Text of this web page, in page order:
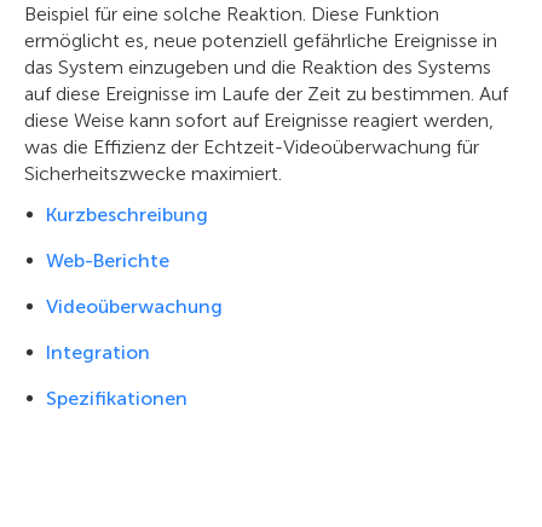
Beispiel für eine solche Reaktion. Diese Funktion
ermöglicht es, neue potenziell gefährliche Ereignisse in
das System einzugeben und die Reaktion des Systems
auf diese Ereignisse im Laufe der Zeit zu bestimmen. Auf
diese Weise kann sofort auf Ereignisse reagiert werden,
was die Effizienz der Echtzeit-Videoüberwachung für
Sicherheitszwecke maximiert.
Kurzbeschreibung
Web-Berichte
Videoüberwachung
Integration
Spezifikationen